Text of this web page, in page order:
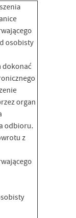
osobisty
dokonać
organ
odbioru.
z